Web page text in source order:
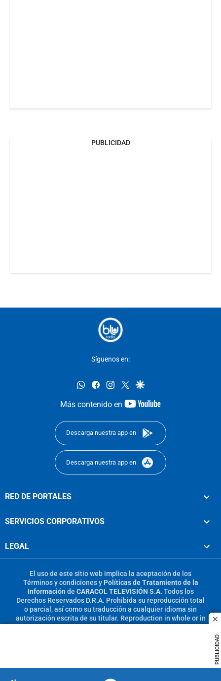
PUBLICIDAD
PUBLICIDAD
Síguenos en:
whatsappfacebookinstagram
twittergoogle
Más contenido en
youtube-
Descarga nuestra app en
Descarga nuestra app en
RED DE PORTALES
SERVICIOS CORPORATIVOS
LEGAL
El uso de este sitio web implica la aceptación de los
Términos y condicionesy Políticas de Tratamiento de la
Información de CARACOL TELEVISIÓN S.A. Todos los
Derechos Reservados D.R.A. Prohibida su reproducción total
o parcial, así como su traducción a cualquier idioma sin
autorización escrita de su titular. Reproduction in whole or in